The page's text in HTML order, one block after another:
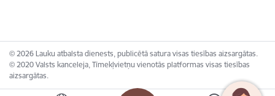
© 2026 Lauku atbalsta dienests, publicētā satura visas tiesības aizsargātas.
© 2020 Valsts kanceleja, Tīmekļvietņu vienotās platformas visas tiesības
aizsargātas.